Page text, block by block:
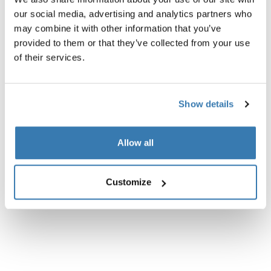
our social media, advertising and analytics partners who
may combine it with other information that you’ve
provided to them or that they’ve collected from your use
of their services.
Show details
Allow all
Customize
Toggle overview
Opis proizvoda
Sve značajke
Toggle guides and instructions